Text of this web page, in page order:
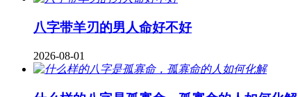
八字带羊刃的男人命好不好
2026-08-01